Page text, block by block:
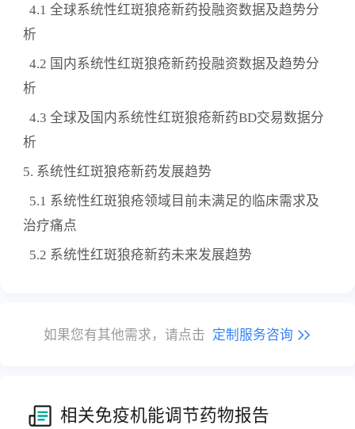
4.1 全球系统性红斑狼疮新药投融资数据及趋势分
析
4.2 国内系统性红斑狼疮新药投融资数据及趋势分
析
4.3 全球及国内系统性红斑狼疮新药BD交易数据分
析
5. 系统性红斑狼疮新药发展趋势
5.1 系统性红斑狼疮领域目前未满足的临床需求及
治疗痛点
5.2 系统性红斑狼疮新药未来发展趋势
如果您有其他需求，请点击 定制服务咨询
相关免疫机能调节药物报告